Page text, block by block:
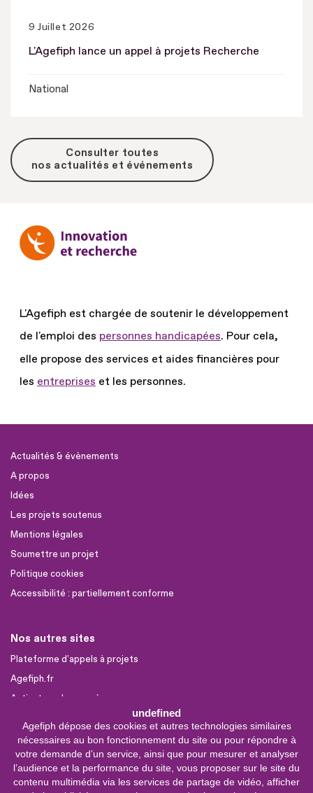
undefined
Agefiph dépose des cookies et autres technologies similaires
nécessaires au bon fonctionnement du site ou pour répondre à
votre demande d’un service, ainsi que pour mesurer et analyser
l’audience et la performance du site, vous proposer sur le site du
contenu multimédia via les services de partage de vidéo, afficher
9 Juillet 2026
L'Agefiph lance un appel à projets Recherche
National
Consulter toutes
nos actualités et événements
L'Agefiph est chargée de soutenir le développement
de l'emploi des personnes handicapées. Pour cela,
elle propose des services et aides financières pour
les entreprises et les personnes.
Actualités & évènements
A propos
Idées
Les projets soutenus
Mentions légales
Soumettre un projet
Politique cookies
Accessibilité : partiellement conforme
Nos autres sites
Plateforme d'appels à projets
Agefiph.fr
Activateur de progrès
Sites partenaires
FIRAH
CNSA